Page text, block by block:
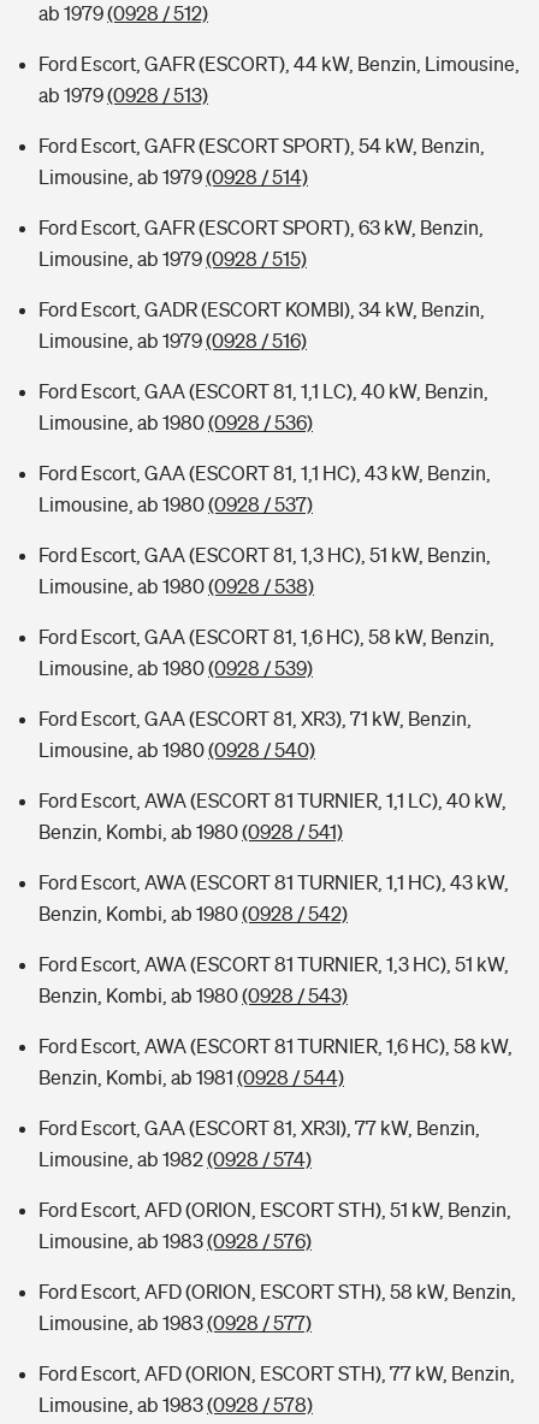
ab 1979(0928 / 512)
Ford Escort, GAFR (ESCORT), 44 kW, Benzin, Limousine,
ab 1979(0928 / 513)
Ford Escort, GAFR (ESCORT SPORT), 54 kW, Benzin,
Limousine, ab 1979(0928 / 514)
Ford Escort, GAFR (ESCORT SPORT), 63 kW, Benzin,
Limousine, ab 1979(0928 / 515)
Ford Escort, GADR (ESCORT KOMBI), 34 kW, Benzin,
Limousine, ab 1979(0928 / 516)
Ford Escort, GAA (ESCORT 81, 1,1 LC), 40 kW, Benzin,
Limousine, ab 1980(0928 / 536)
Ford Escort, GAA (ESCORT 81, 1,1 HC), 43 kW, Benzin,
Limousine, ab 1980(0928 / 537)
Ford Escort, GAA (ESCORT 81, 1,3 HC), 51 kW, Benzin,
Limousine, ab 1980(0928 / 538)
Ford Escort, GAA (ESCORT 81, 1,6 HC), 58 kW, Benzin,
Limousine, ab 1980(0928 / 539)
Ford Escort, GAA (ESCORT 81, XR3), 71 kW, Benzin,
Limousine, ab 1980(0928 / 540)
Ford Escort, AWA (ESCORT 81 TURNIER, 1,1 LC), 40 kW,
Benzin, Kombi, ab 1980(0928 / 541)
Ford Escort, AWA (ESCORT 81 TURNIER, 1,1 HC), 43 kW,
Benzin, Kombi, ab 1980(0928 / 542)
Ford Escort, AWA (ESCORT 81 TURNIER, 1,3 HC), 51 kW,
Benzin, Kombi, ab 1980(0928 / 543)
Ford Escort, AWA (ESCORT 81 TURNIER, 1,6 HC), 58 kW,
Benzin, Kombi, ab 1981 (0928 / 544)
Ford Escort, GAA (ESCORT 81, XR3I), 77 kW, Benzin,
Limousine, ab 1982(0928 / 574)
Ford Escort, AFD (ORION, ESCORT STH), 51 kW, Benzin,
Limousine, ab 1983(0928 / 576)
Ford Escort, AFD (ORION, ESCORT STH), 58 kW, Benzin,
Limousine, ab 1983(0928 / 577)
Ford Escort, AFD (ORION, ESCORT STH), 77 kW, Benzin,
Limousine, ab 1983(0928 / 578)